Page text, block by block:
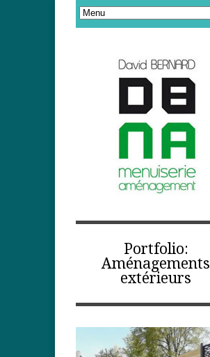
Portfolio:
Aménagements
extérieurs